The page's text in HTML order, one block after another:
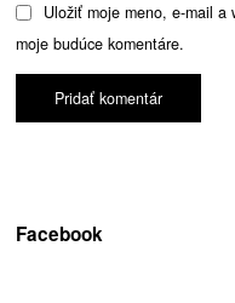
Uložiť moje meno, e-mail a
moje budúce komentáre.
Facebook